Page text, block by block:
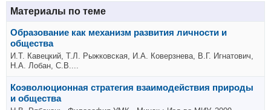
Материалы по теме
Образование как механизм развития личности и
общества
И.Т. Кавецкий, Т.Л. Рыжковская, И.А. Коверзнева, В.Г. Игнатович,
Н.А. Лобан, С.В....
Коэволюционная стратегия взаимодействия природы
и общества